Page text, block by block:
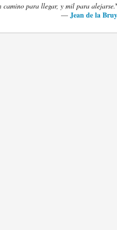
camino para llegar, y mil para alejarse.
— Jean de la